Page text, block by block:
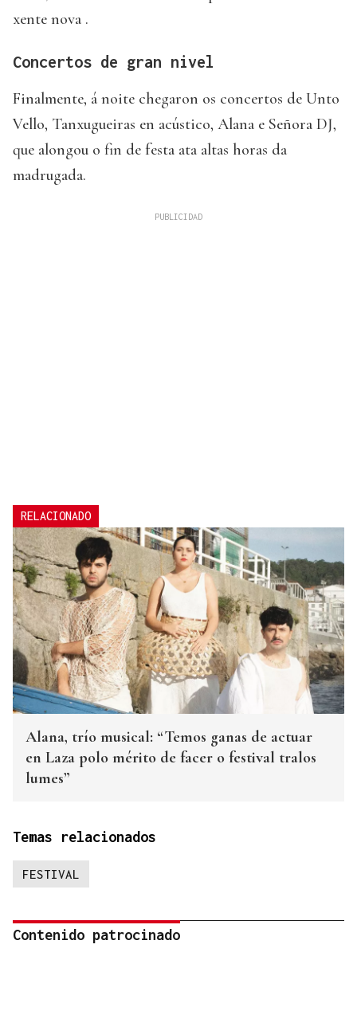
xente nova .
Concertos de gran nivel
Finalmente, á noite chegaron os concertos de Unto
Vello, Tanxugueiras en acústico, Alana e Señora DJ,
que alongou o fin de festa ata altas horas da
madrugada.
RELACIONADO
Alana, trío musical: “Temos ganas de actuar
en Laza polo mérito de facer o festival tralos
lumes”
Temas relacionados
FESTIVAL
Contenido patrocinado